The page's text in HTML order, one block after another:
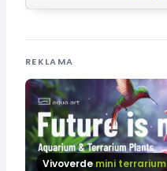
REKLAMA
Vivoverde mini terrarium